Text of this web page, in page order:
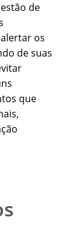
de
os
de suas
que